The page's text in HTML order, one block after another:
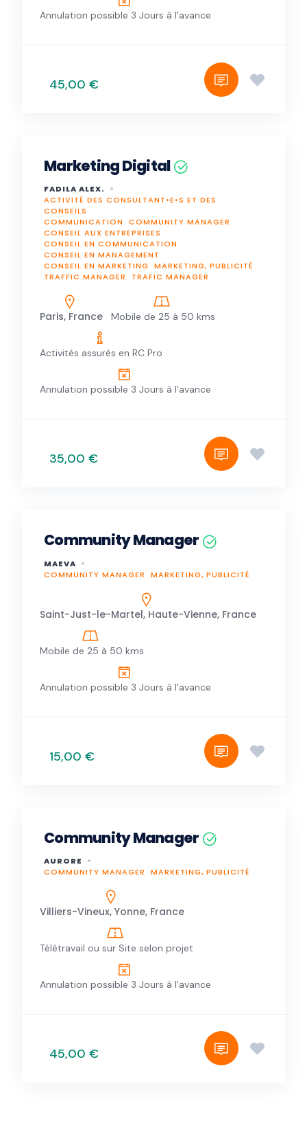
Annulation possible 3 Jours à l'avance
45,00 €
Marketing Digital
FADILA ALEX.
ACTIVITÉ DES CONSULTANT•E•S ET DES
CONSEILS
COMMUNICATION
COMMUNITY MANAGER
CONSEIL AUX ENTREPRISES
CONSEIL EN COMMUNICATION
CONSEIL EN MANAGEMENT
CONSEIL EN MARKETING MARKETING, PUBLICITÉ
TRAFFIC MANAGER
TRAFIC MANAGER
Paris, France Mobile de 25 à 50 kms
Activités assurés en RC Pro
Annulation possible 3 Jours à l'avance
35,00 €
Community Manager
MAEVA
COMMUNITY MANAGER
MARKETING, PUBLICITÉ
Saint-Just-le-Martel, Haute-Vienne, France
Mobile de 25 à 50 kms
Annulation possible 3 Jours à l'avance
15,00 €
Community Manager
AURORE
COMMUNITY MANAGER
MARKETING, PUBLICITÉ
Villiers-Vineux, Yonne, France
Télétravail ou sur Site selon projet
Annulation possible 3 Jours à l'avance
45,00 €